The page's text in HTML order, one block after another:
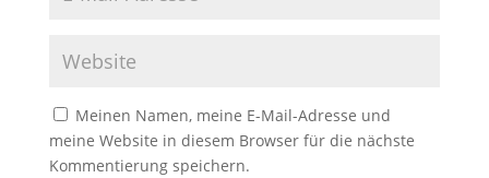
Meinen Namen, meine E-Mail-Adresse und
meine Website in diesem Browser für die nächste
Kommentierung speichern.